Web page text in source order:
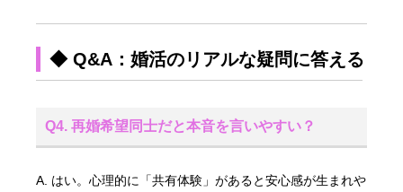
◆ Q&A：婚活のリアルな疑問に答える
Q4. 再婚希望同士だと本音を言いやすい？
A. はい。心理的に「共有体験」があると安心感が生まれや